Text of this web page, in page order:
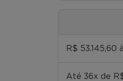
R$ 53.145,60
Até 36x de